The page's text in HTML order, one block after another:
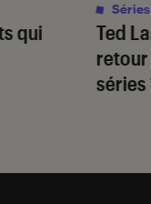
qui
Ted
retour
séries
Séries